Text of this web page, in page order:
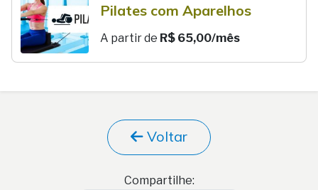
Pilates com Aparelhos
A partir de R$ 65,00/mês
Voltar
Compartilhe: